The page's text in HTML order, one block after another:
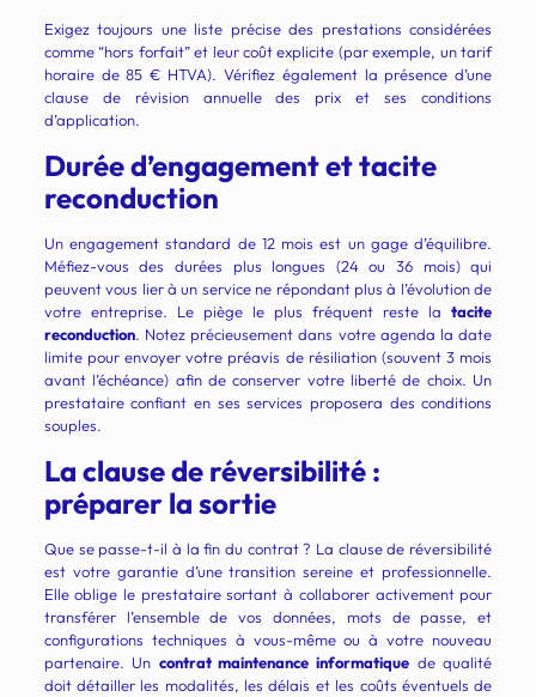
Exigez toujours une liste précise des prestations considérées
comme “hors forfait” et leur coût explicite (par exemple, un tarif
horaire de 85 € HTVA). Vérifiez également la présence d’une
clause de révision annuelle des prix et ses conditions
d’application.
Durée d’engagement et tacite
reconduction
Un engagement standard de 12 mois est un gage d’équilibre.
Méfiez-vous des durées plus longues (24 ou 36 mois) qui
peuvent vous lier à un service ne répondant plus à l’évolution de
votre entreprise. Le piège le plus fréquent reste latacite
reconduction. Notez précieusement dans votre agenda la date
limite pour envoyer votre préavis de résiliation (souvent 3 mois
avant l’échéance) afin de conserver votre liberté de choix. Un
prestataire confiant en ses services proposera des conditions
souples.
La clause de réversibilité :
préparer la sortie
Que se passe-t-il à la fin du contrat ? La clause de réversibilité
est votre garantie d’une transition sereine et professionnelle.
Elle oblige le prestataire sortant à collaborer activement pour
transférer l’ensemble de vos données, mots de passe, et
configurations techniques à vous-même ou à votre nouveau
partenaire. Un contrat maintenance informatique de qualité
doit détailler les modalités, les délais et les coûts éventuels de